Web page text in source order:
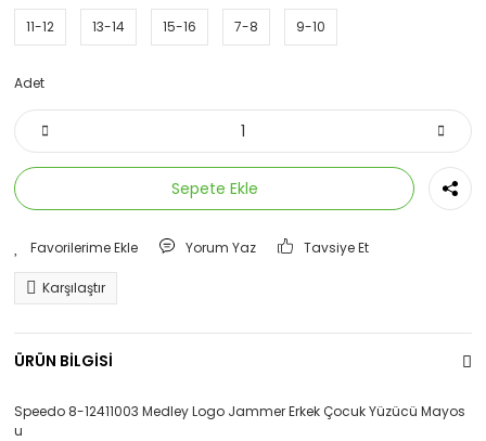
11-12 13-14 15-16 7-8 9-10
Adet
Sepete Ekle
Yorum Yaz Tavsiye Et
Karşılaştır
ÜRÜN BİLGİSİ
Speedo 8-12411003 Medley Logo Jammer Erkek Çocuk Yüzücü Mayos
u